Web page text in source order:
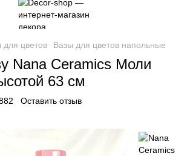
для цветов Вазы для цветов напольные
Nana Ceramics Моли
63 см
Оставить отзыв